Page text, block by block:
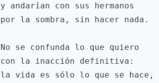
y andarían con sus hermanos
por la sombra, sin hacer nada.
No se confunda lo que quiero
con la inacción definitiva:
la vida es sólo lo que se hace,